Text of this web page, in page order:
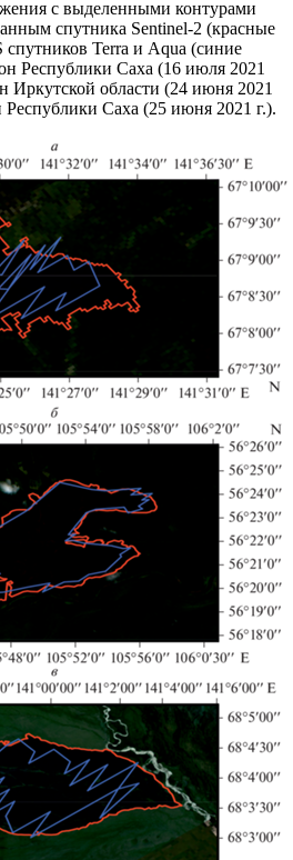
с выделенными контурами
спутника Sentinel-2 (красные
Terra и Aqua (синие
Республики Саха (16 июля 2021
Иркутской области (24 июня 2021
Саха (25 июня 2021 г.).